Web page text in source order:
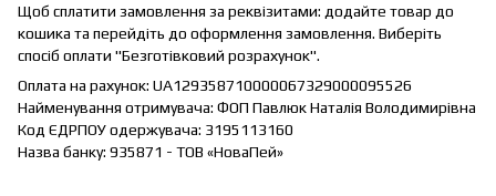
Щоб сплатити замовлення за реквізитами: додайте товар до
кошика та перейдіть до оформлення замовлення. Виберіть
спосіб оплати "Безготівковий розрахунок".
Оплата на рахунок: UA129358710000067329000095526
Найменування отримувача: ФОП Павлюк Наталія Володимирівна
Код ЄДРПОУ одержувача: 3195113160
Назва банку: 935871 - ТОВ «НоваПей»